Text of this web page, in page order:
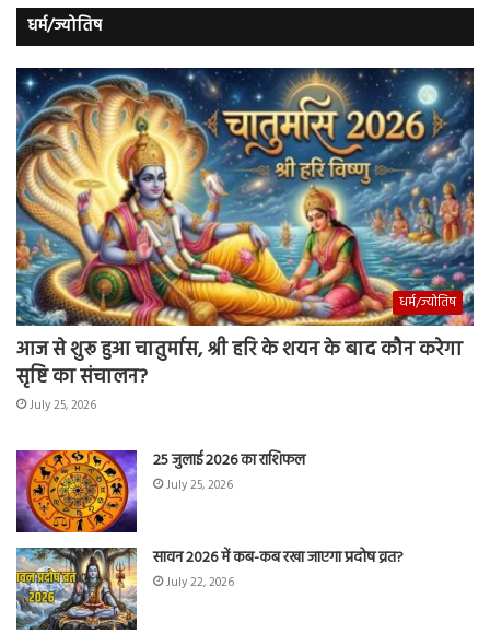
धर्म/ज्योतिष
धर्म/ज्योतिष
आज से शुरू हुआ चातुर्मास, श्री हरि के शयन के बाद कौन करेगा
सृष्टि का संचालन?
July 25, 2026
25 जुलाई 2026 का राशिफल
July 25, 2026
सावन 2026 में कब-कब रखा जाएगा प्रदोष व्रत?
July 22, 2026